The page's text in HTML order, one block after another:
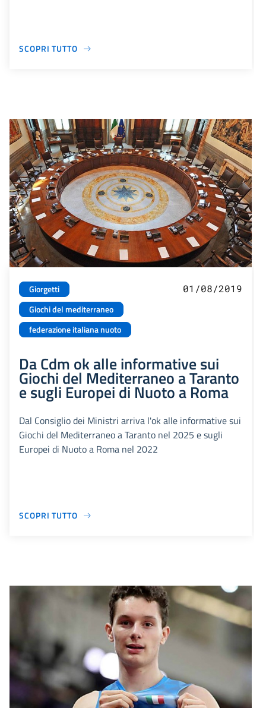
SCOPRI TUTTO
Giorgetti
Giochi del mediterraneo
federazione italiana nuoto
01/08/2019
Da Cdm ok alle informative sui
Giochi del Mediterraneo a Taranto
e sugli Europei di Nuoto a Roma
Dal Consiglio dei Ministri arriva l'ok alle informative sui
Giochi del Mediterraneo a Taranto nel 2025 e sugli
Europei di Nuoto a Roma nel 2022
SCOPRI TUTTO